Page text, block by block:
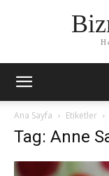
Ana Sayfa Etiketler
Tag: Anne